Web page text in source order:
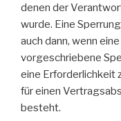
denen der
wurde. Eine
auch dann, wenn
vorgeschriebene
eine Erforderlichkeit
für einen
besteht.